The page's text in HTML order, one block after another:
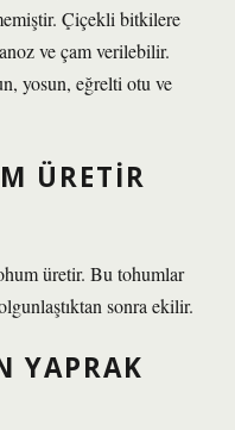
Çiçekli bitkilere
ve çam verilebilir.
yosun, eğrelti otu ve
ÜRETIR
üretir. Bu tohumlar
sonra ekilir.
YAPRAK